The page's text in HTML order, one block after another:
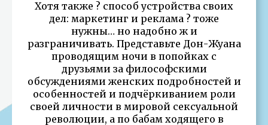
Хотя также ? способ устройства своих
дел: маркетинг и реклама ? тоже
нужны… но надобно ж и
разграничивать. Представьте Дон-Жуана
проводящим ночи в попойках с
друзьями за философскими
обсуждениями женских подробностей и
особенностей и подчёркиванием роли
своей личности в мировой сексуальной
революции, а по бабам ходящего в